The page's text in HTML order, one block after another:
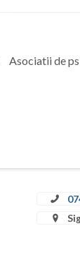
Asociatii de